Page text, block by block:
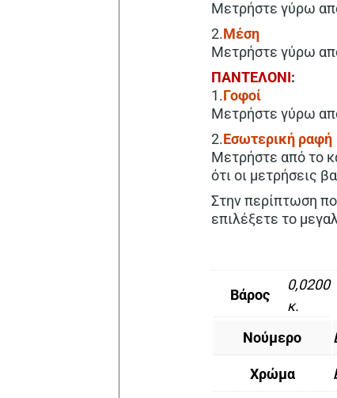
Μετρήστε γύρω
2.Μέση
Μετρήστε γύρω
ΠΑΝΤΕΛΟΝΙ:
1.Γοφοί
Μετρήστε γύρω
2.Εσωτερική ραφή
Μετρήστε από το
ότι οι μετρήσεις
Στην περίπτωση
επιλέξετε το
Βάρος
0,0200
κ.
Νούμερο
Χρώμα